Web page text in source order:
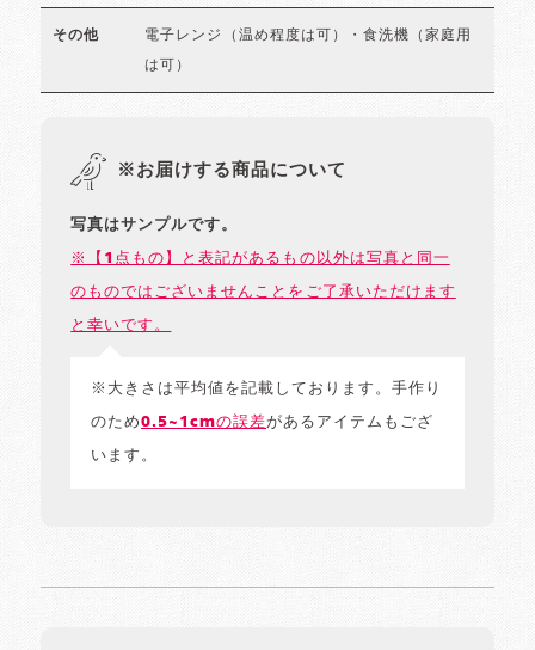
その他 電子レンジ（温め程度は可）・食洗機（家庭用
は可）
※お届けする商品について
写真はサンプルです。
※【1点もの】と表記があるもの以外は写真と同一
のものではございませんことをご了承いただけます
と幸いです。
※大きさは平均値を記載しております。手作り
のため0.5~1cmの誤差があるアイテムもござ
います。